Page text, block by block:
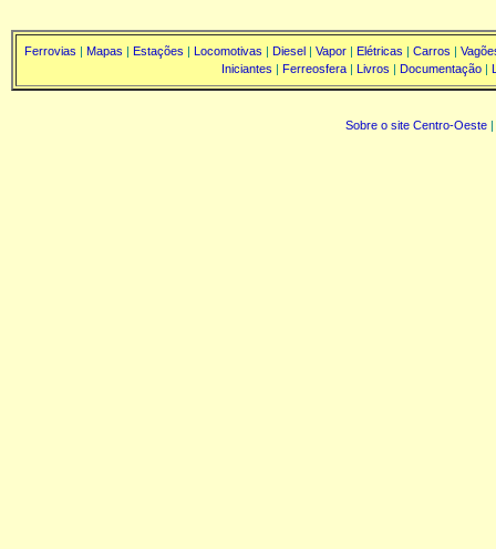
Ferrovias | Mapas | Estações | Locomotivas | Diesel | Vapor | Elétricas | Carros |
Iniciantes | Ferreosfera| Livros | Documentação|
Sobre o site Centro-Oeste|